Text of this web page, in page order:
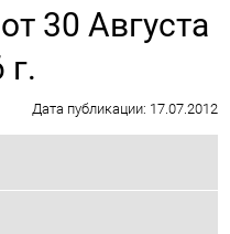
30 Августа
г.
Дата публикации: 17.07.2012